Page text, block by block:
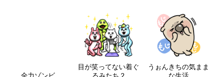
全力ゾンビ
目が笑ってない着ぐ
るみたち 2
うぉんきちの気まま
な生活